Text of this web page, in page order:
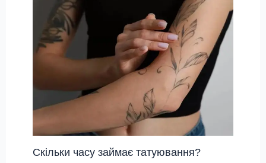
Скільки часу займає татуювання?